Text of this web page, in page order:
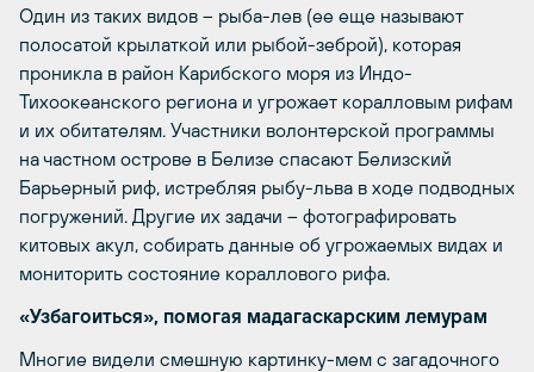
Один из таких видов – рыба-лев (ее еще называют
полосатой крылаткой или рыбой-зеброй), которая
проникла в район Карибского моря из Индо-
Тихоокеанского региона и угрожает коралловым рифам
и их обитателям. Участники волонтерской программы
на частном острове в Белизе спасают Белизский
Барьерный риф, истребляя рыбу-льва в ходе подводных
погружений. Другие их задачи – фотографировать
китовых акул, собирать данные об угрожаемых видах и
мониторить состояние кораллового рифа.
«Узбагоиться», помогая мадагаскарским лемурам
Многие видели смешную картинку-мем с загадочного